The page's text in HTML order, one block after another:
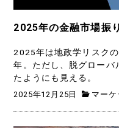
2025年の金融市場振
2025年は地政学リスク
年。ただし、脱グローバ
たようにも見える。
2025年12月25日 マーケ